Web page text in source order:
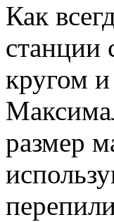
Как
станции
кругом
размер